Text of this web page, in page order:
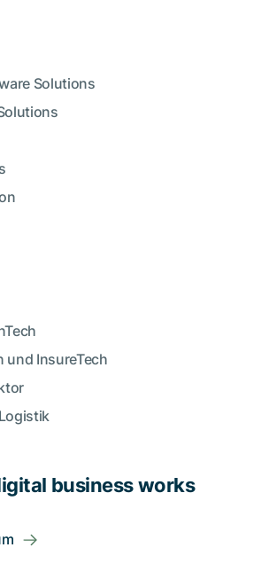
business works
Solutions
und InsureTech